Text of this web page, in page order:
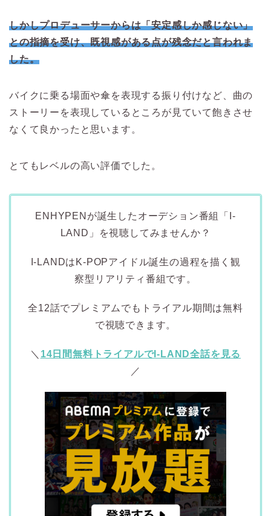
しかしプロデューサーからは「安定感しか感じない」
との指摘を受け、既視感がある点が残念だと言われま
した。
バイクに乗る場面や傘を表現する振り付けなど、曲の
ストーリーを表現しているところが見ていて飽きさせ
なくて良かったと思います。
とてもレベルの高い評価でした。
ENHYPENが誕生したオーデション番組「I-
LAND」を視聴してみませんか？
I-LANDはK-POPアイドル誕生の過程を描く観
察型リアリティ番組です。
全12話でプレミアムでもトライアル期間は無料
で視聴できます。
＼ 14日間無料トライアルでI-LAND全話を見る
／